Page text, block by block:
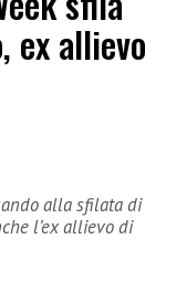
ex allievo
alla sfilata di
l’ex allievo di